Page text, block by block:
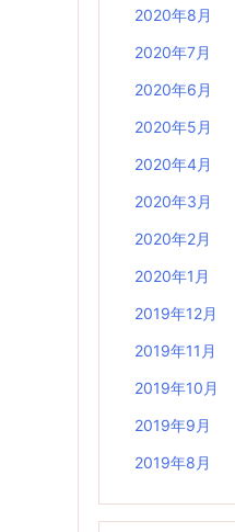
2020年8月
2020年7月
2020年6月
2020年5月
2020年4月
2020年3月
2020年2月
2020年1月
2019年12月
2019年11月
2019年10月
2019年9月
2019年8月